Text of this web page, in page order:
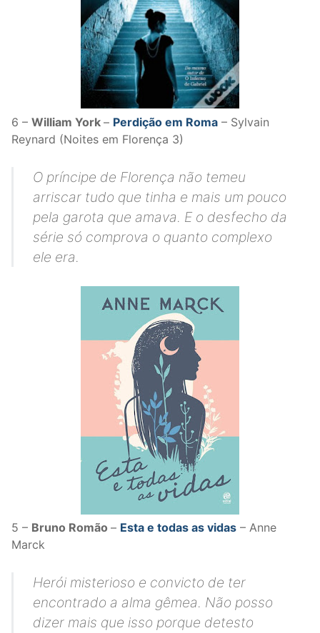
6 – William York – Perdição em Roma – Sylvain
Reynard (Noites em Florença 3)
O príncipe de Florença não temeu
arriscar tudo que tinha e mais um pouco
pela garota que amava. E o desfecho da
série só comprova o quanto complexo
ele era.
5 – Bruno Romão – Esta e todas as vidas – Anne
Marck
Herói misterioso e convicto de ter
encontrado a alma gêmea. Não posso
dizer mais que isso porque detesto